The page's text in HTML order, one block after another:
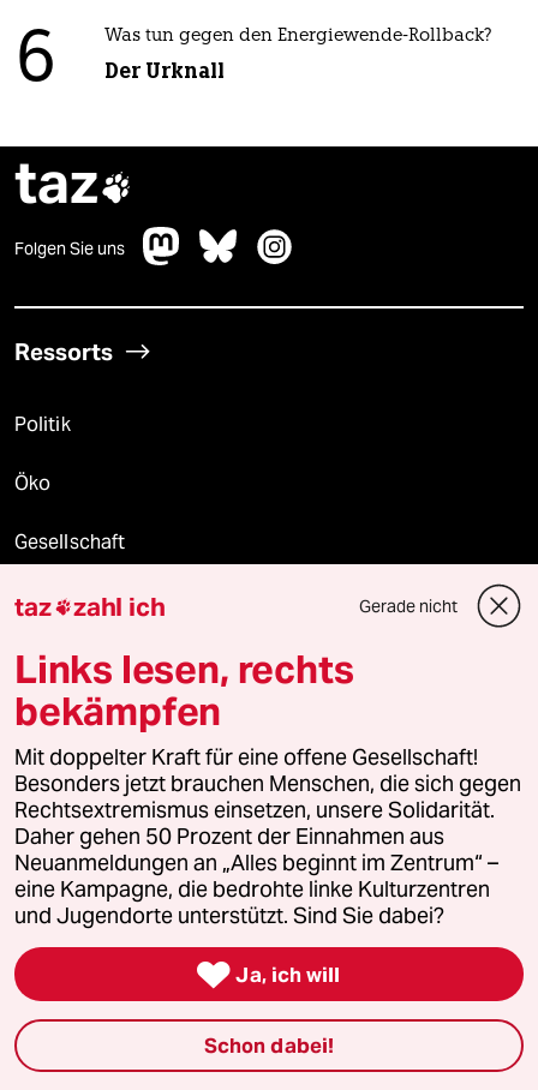
6 Was tun gegen den Energiewende-Rollback?
Der Urknall
taz
Folgen Sie uns
Ressorts
Politik
Öko
Gesellschaft
Kultur
Sport
Berlin
Nord
Wahrheit
Themen
Hitze
Krieg in der Ukraine
taz zahl ich Gerade nicht
Links lesen, rechts
bekämpfen
Mit doppelter Kraft für eine offene Gesellschaft!
Besonders jetzt brauchen Menschen, die sich gegen
Rechtsextremismus einsetzen, unsere Solidarität.
Daher gehen 50 Prozent der Einnahmen aus
Neuanmeldungen an „Alles beginnt im Zentrum“ –
eine Kampagne, die bedrohte linke Kulturzentren
und Jugendorte unterstützt. Sind Sie dabei?
 Ja, ich will
Schon dabei!